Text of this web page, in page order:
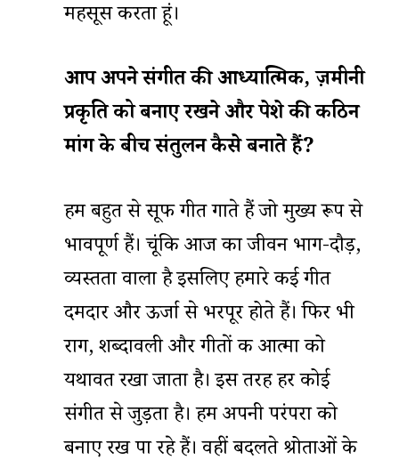
महसूस करता हूं।
आपअपनेसंगीतकीआध्यात्मिक,ज़मीनी
प्रकृतिकोबनाएरखनेऔरपेशेकीकठिन
मांगकेबीचसंतुलनकैसेबनातेहैं?
हम बहुत से सूफी गीत गाते हैं जो मुख्य रूप से
भावपूर्ण हैं। चूंकि आज का जीवन भाग-दौड़,
व्यस्तता वाला है इसलिए हमारे कई गीत
दमदार और ऊर्जा से भरपूर होते हैं। फिर भी
राग, शब्दावली और गीतों की आत्मा को
यथावत रखा जाता है। इस तरह हर कोई
संगीत से जुड़ता है। हम अपनी परंपरा को
बनाए रख पा रहे हैं। वहीं बदलते श्रोताओं के